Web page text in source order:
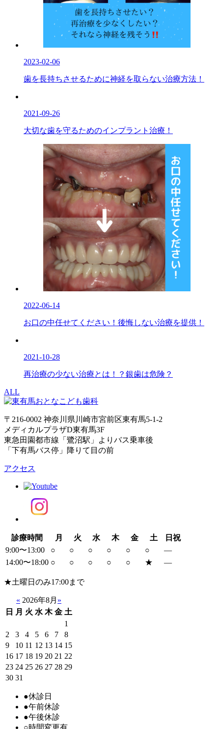
2023-02-06
歯を長持ちさせるために神経を取らない治療方法！
2021-09-26
大切な歯を守るためのインプラント治療！
2022-06-14
お口の中任せてください！後悔しない治療を提供！
2021-10-28
再治療の少ない治療とは！？銀歯は危険？
ALL
〒216-0002 神奈川県川崎市宮前区東有馬5-1-2
メディカルプラザD東有馬3F
東急田園都市線「鷺沼駅」よりバス乗車後
「下有馬バス停」降りて目の前
アクセス
診療時間 月 火 水 木 金 土
日祝
9:00〜13:00
○ ○ ○ ○ ○ ○
―
14:00〜18:00 ○ ○ ○ ○ ○ ★ ―
★土曜日のみ17:00まで
« 2026年8月 »
日
月 火 水 木 金 土
1
2
3 4 5 6 7
8
9
10 11 12 13 14 15
16 17 18 19 20 21 22
23 24 25 26 27 28 29
30 31
●休診日
●午前休診
●午後休診